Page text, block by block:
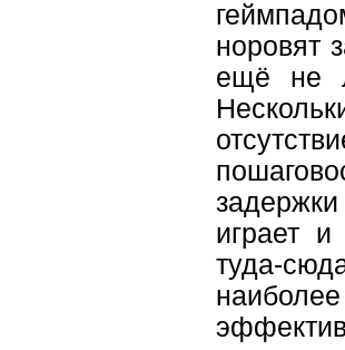
норовят
ещё не
играет
туда-